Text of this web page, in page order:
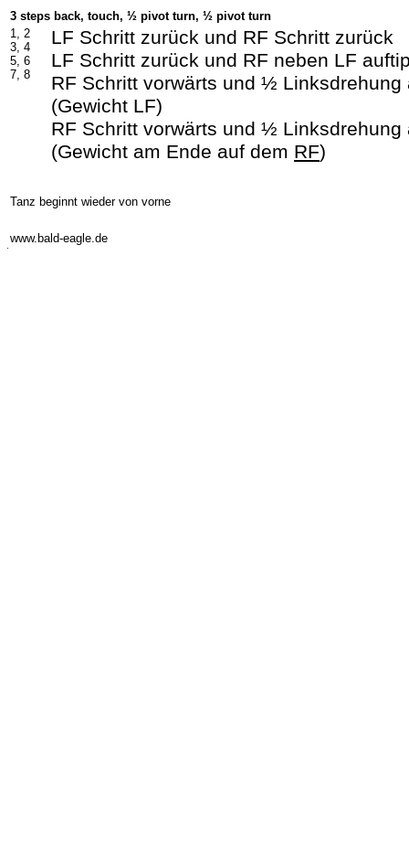
3 steps back, touch, ½ pivot turn, ½ pivot turn
1, 2
3, 4
5, 6
7, 8
LF Schritt zurück und RF Schritt zurück
LF Schritt zurück und RF neben LF
RF Schritt vorwärts und ½ Linksdrehung
(Gewicht LF)
RF Schritt vorwärts und ½ Linksdrehung
(Gewicht am Ende auf dem RF)
Tanz beginnt wieder von vorne
www.bald-eagle.de